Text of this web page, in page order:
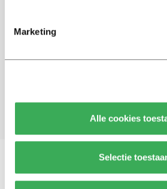
Marketing
Alle cookies
Selectie
Blijf op de hoogte. Meld je aan
Univers.